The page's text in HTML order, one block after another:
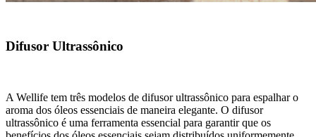
Difusor Ultrassônico
A Wellife tem três modelos de difusor ultrassônico para espalhar o
aroma dos óleos essenciais de maneira elegante. O difusor
ultrassônico é uma ferramenta essencial para garantir que os